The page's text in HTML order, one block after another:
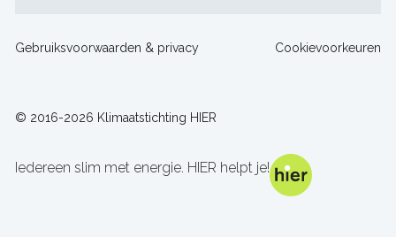
Footer
Gebruiksvoorwaarden & privacy Cookievoorkeuren
© 2016-2026 Klimaatstichting HIER
Iedereen slim met energie. HIER helpt je!